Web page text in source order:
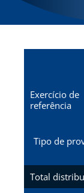
Exercício de
referência
Tipo de
Total